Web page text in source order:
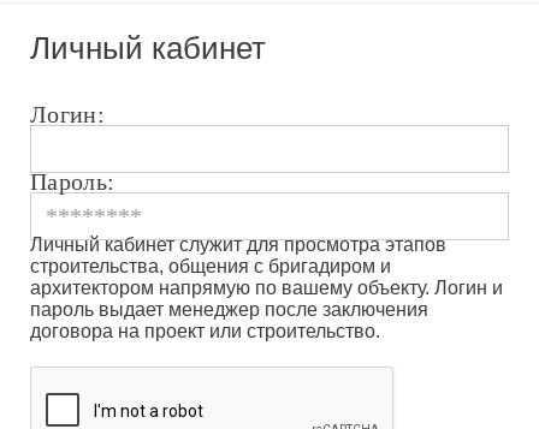
Личный кабинет
Логин:
Пароль:
Личный кабинет служит для просмотра этапов
строительства, общения с бригадиром и
архитектором напрямую по вашему объекту. Логин и
пароль выдает менеджер после заключения
договора на проект или строительство.